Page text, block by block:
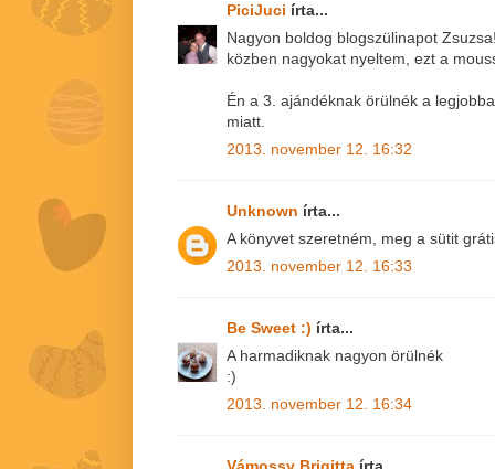
PiciJuci írta...
Nagyon boldog blogszülinapot
közben nagyokat nyeltem, ezt a
Én a 3. ajándéknak örülnék a
miatt.
2013. november 12. 16:32
Unknown írta...
A könyvet szeretném, meg a sütit
2013. november 12. 16:33
Be Sweet :) írta...
A harmadiknak nagyon örülnék
:)
2013. november 12. 16:34